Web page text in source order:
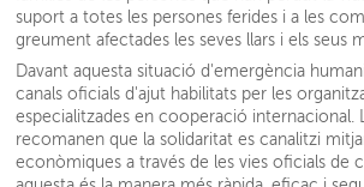
suport a totes les persones ferides i a les
greument afectades les seves llars i els seus
Davant aquesta situació d'emergència
canals oficials d'ajut habilitats per les
especialitzades en cooperació internacional.
recomanen que la solidaritat es canalitzi
econòmiques a través de les vies oficials de